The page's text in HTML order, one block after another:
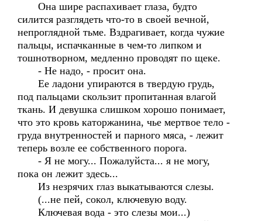
Она шире распахивает глаза, будто
силится разглядеть что-то в своей вечной,
непроглядной тьме. Вздрагивает, когда чужие
пальцы, испачканные в чем-то липком и
тошнотворном, медленно проводят по щеке.
- Не надо, - просит она.
Ее ладони упираются в твердую грудь,
под пальцами скользит пропитанная влагой
ткань. И девушка слишком хорошо понимает,
что это кровь каторжанина, чье мертвое тело -
груда внутренностей и парного мяса, - лежит
теперь возле ее собственного порога.
- Я не могу... Пожалуйста... я не могу,
пока он лежит здесь...
Из незрячих глаз выкатываются слезы.
(...не пей, сокол, ключевую воду.
Ключевая вода - это слезы мои...)